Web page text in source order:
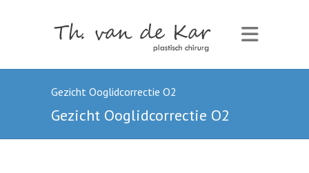
Gezicht Ooglidcorrectie O2
Gezicht Ooglidcorrectie O2